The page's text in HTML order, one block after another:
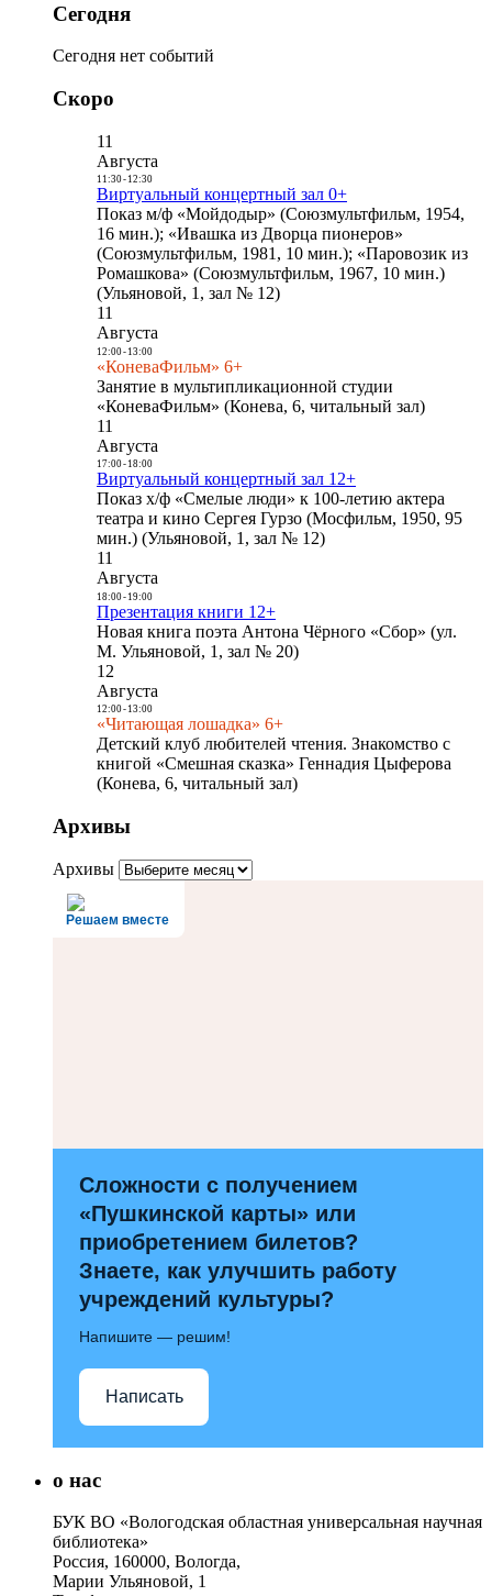
Сегодня
Сегодня нет событий
Скоро
11
Августа
11:30- 12:30
Виртуальный концертный зал 0+
Показ м/ф «Мойдодыр» (Союзмультфильм, 1954,
16 мин.); «Ивашка из Дворца пионеров»
(Союзмультфильм, 1981, 10 мин.); «Паровозик из
Ромашкова» (Союзмультфильм, 1967, 10 мин.)
(Ульяновой, 1, зал № 12)
11
Августа
12:00- 13:00
«КоневаФильм» 6+
Занятие в мультипликационной студии
«КоневаФильм» (Конева, 6, читальный зал)
11
Августа
17:00- 18:00
Виртуальный концертный зал 12+
Показ х/ф «Смелые люди» к 100-летию актера
театра и кино Сергея Гурзо (Мосфильм, 1950, 95
мин.) (Ульяновой, 1, зал № 12)
11
Августа
18:00- 19:00
Презентация книги 12+
Новая книга поэта Антона Чёрного «Сбор» (ул.
М. Ульяновой, 1, зал № 20)
12
Августа
12:00- 13:00
«Читающая лошадка» 6+
Детский клуб любителей чтения. Знакомство с
книгой «Смешная сказка» Геннадия Цыферова
(Конева, 6, читальный зал)
Архивы
Архивы
Решаем вместе
Сложности с получением
«Пушкинской карты» или
приобретением билетов?
Знаете, как улучшить работу
учреждений культуры?
Напишите — решим!
Написать
о нас
БУК ВО «Вологодская областная универсальная научная
библиотека»
Россия, 160000, Вологда,
Марии Ульяновой, 1